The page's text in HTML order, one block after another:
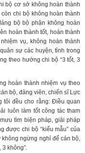
bộ cơ sở không hoàn thành
chi bộ không hoàn thành
bộ bộ phận không hoàn
hoàn thành tốt, hoàn thành
vụ, không hoàn thành
sự các huyện, tỉnh trong
theo hướng chi bộ “3 tốt, 3
hoàn thành nhiệm vụ theo
bộ, đảng viên, chiến sĩ Lực
tôi đều cho rằng: Điều quan
luôn làm tốt công tác tham
tìm biện pháp, giải pháp
được chi bộ “kiểu mẫu” của
ngừng nghỉ để cán bộ,
không”.